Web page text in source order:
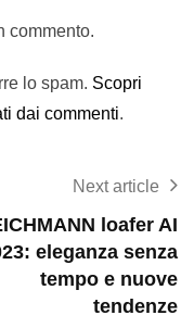
commento.
lo spam. Scopri
dai commenti.
Next article
loafer AI
eleganza senza
tempo e nuove
tendenze